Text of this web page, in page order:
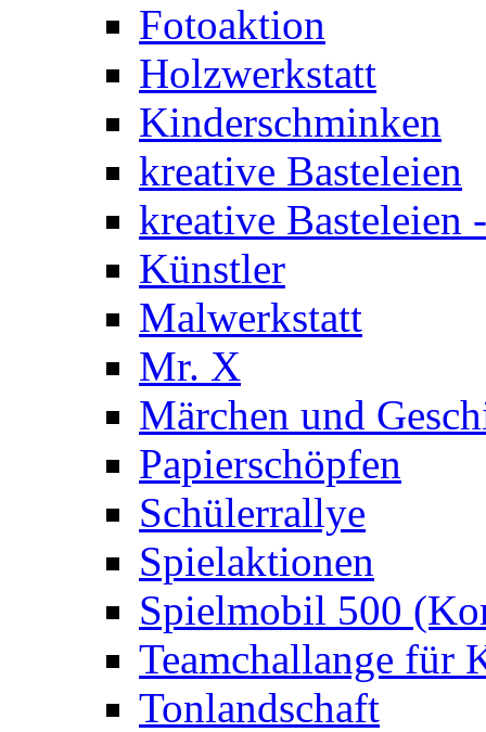
Fotoaktion
Holzwerkstatt
Kinderschminken
kreative Basteleien
kreative Basteleien
Künstler
Malwerkstatt
Mr. X
Märchen und
Papierschöpfen
Schülerrallye
Spielaktionen
Spielmobil 500
Teamchallange für
Tonlandschaft